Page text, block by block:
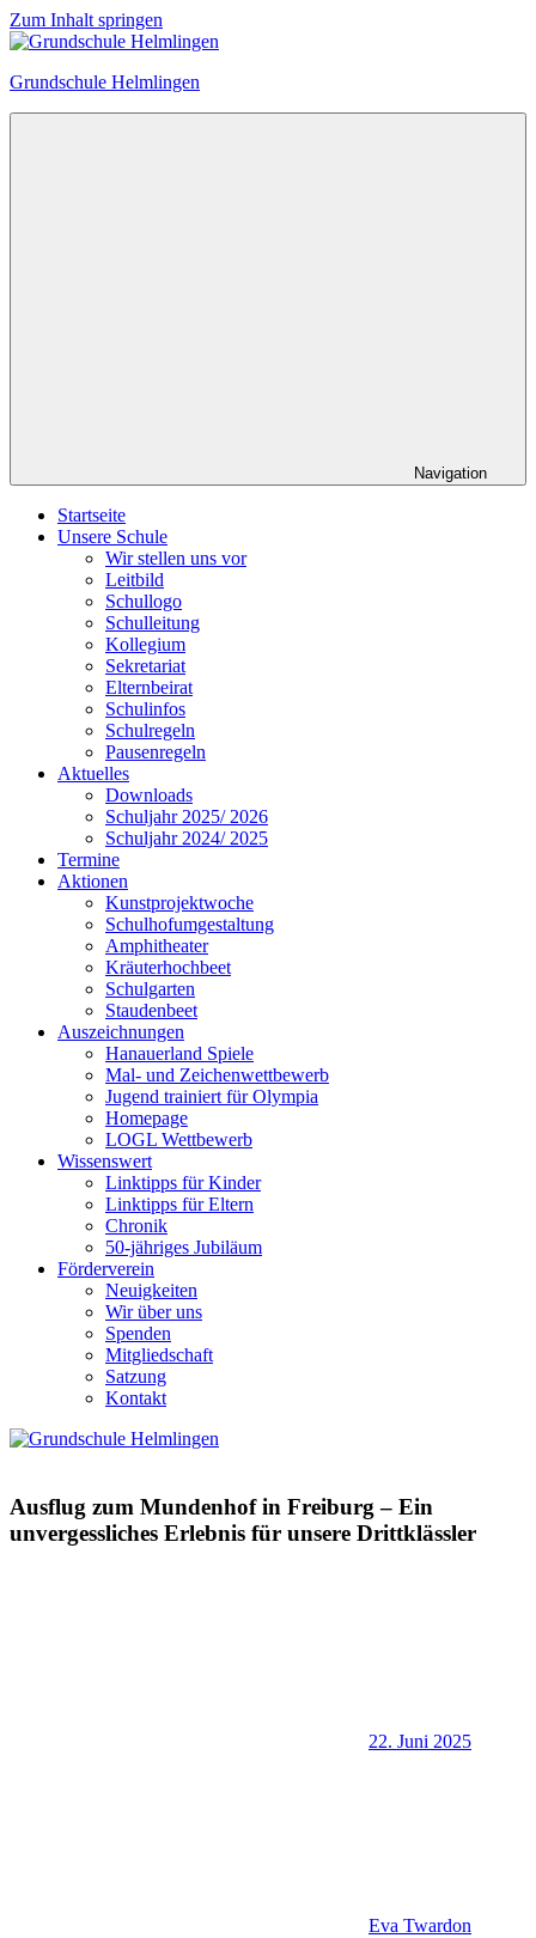
Zum Inhalt springen
Grundschule Helmlingen
Navigation
Startseite
Unsere Schule
Wir stellen uns vor
Leitbild
Schullogo
Schulleitung
Kollegium
Sekretariat
Elternbeirat
Schulinfos
Schulregeln
Pausenregeln
Aktuelles
Downloads
Schuljahr 2025/ 2026
Schuljahr 2024/ 2025
Termine
Aktionen
Kunstprojektwoche
Schulhofumgestaltung
Amphitheater
Kräuterhochbeet
Schulgarten
Staudenbeet
Auszeichnungen
Hanauerland Spiele
Mal- und Zeichenwettbewerb
Jugend trainiert für Olympia
Homepage
LOGL Wettbewerb
Wissenswert
Linktipps für Kinder
Linktipps für Eltern
Chronik
50-jähriges Jubiläum
Förderverein
Neuigkeiten
Wir über uns
Spenden
Mitgliedschaft
Satzung
Kontakt
Ausflug zum Mundenhof in Freiburg – Ein
unvergessliches Erlebnis für unsere Drittklässler
22. Juni 2025
Eva Twardon